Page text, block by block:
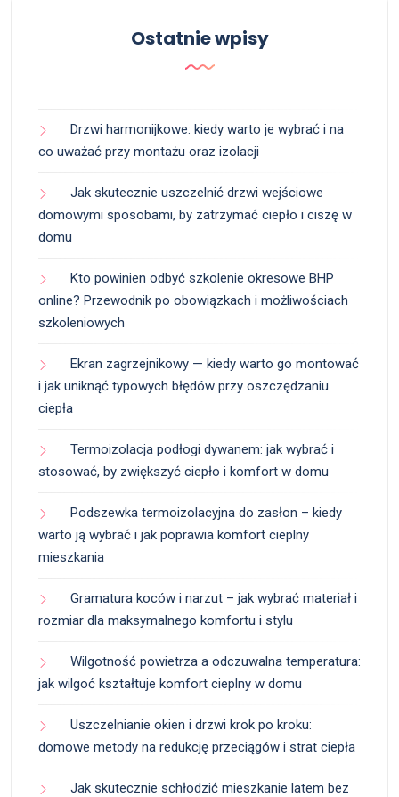
Ostatnie wpisy
Drzwi harmonijkowe: kiedy warto je wybrać i na
co uważać przy montażu oraz izolacji
Jak skutecznie uszczelnić drzwi wejściowe
domowymi sposobami, by zatrzymać ciepło i ciszę w
domu
Kto powinien odbyć szkolenie okresowe BHP
online? Przewodnik po obowiązkach i możliwościach
szkoleniowych
Ekran zagrzejnikowy — kiedy warto go montować
i jak uniknąć typowych błędów przy oszczędzaniu
ciepła
Termoizolacja podłogi dywanem: jak wybrać i
stosować, by zwiększyć ciepło i komfort w domu
Podszewka termoizolacyjna do zasłon – kiedy
warto ją wybrać i jak poprawia komfort cieplny
mieszkania
Gramatura koców i narzut – jak wybrać materiał i
rozmiar dla maksymalnego komfortu i stylu
Wilgotność powietrza a odczuwalna temperatura:
jak wilgoć kształtuje komfort cieplny w domu
Uszczelnianie okien i drzwi krok po kroku:
domowe metody na redukcję przeciągów i strat ciepła
Jak skutecznie schłodzić mieszkanie latem bez